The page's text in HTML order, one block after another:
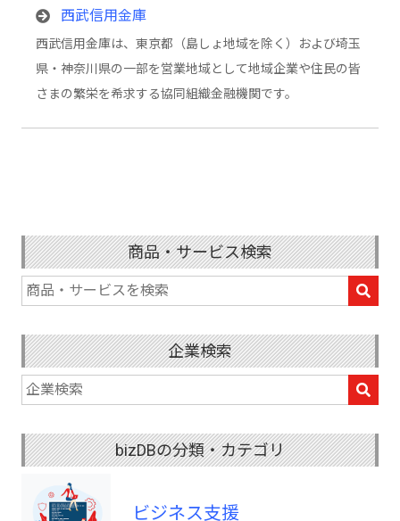
西武信用金庫
西武信用金庫は、東京都（島しょ地域を除く）および埼玉
県・神奈川県の一部を営業地域として地域企業や住民の皆
さまの繁栄を希求する協同組織金融機関です。
商品・サービス検索
企業検索
bizDBの分類・カテゴリ
ビジネス支援